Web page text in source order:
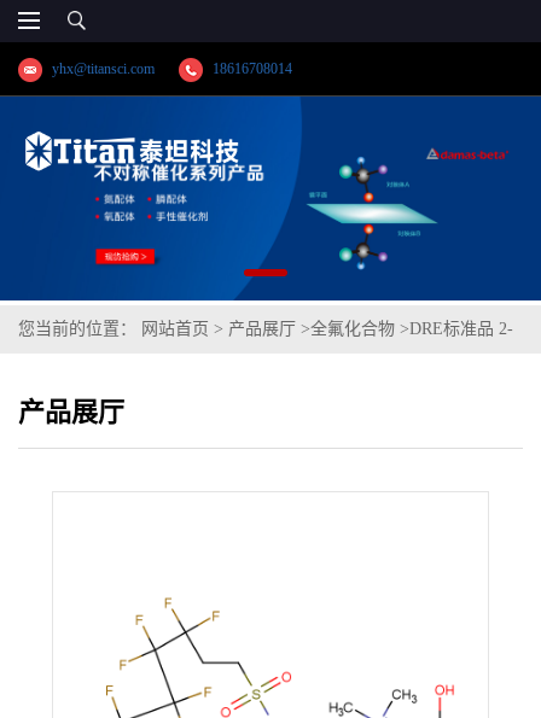
yhx@titansci.com 18616708014
您当前的位置： 网站首页 > 产品展厅 >全氟化合物 >DRE标准品 2-
产品展厅